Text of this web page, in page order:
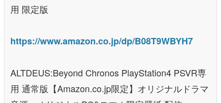
用 限定版
https://www.amazon.co.jp/dp/B08T9WBYH7
ALTDEUS:Beyond Chronos PlayStation4 PSVR専
用 通常版【Amazon.co.jp限定】オリジナルドラマ